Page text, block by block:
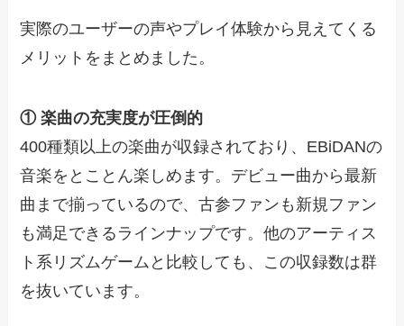
実際のユーザーの声やプレイ体験から見えてくる
メリットをまとめました。
① 楽曲の充実度が圧倒的
400種類以上の楽曲が収録されており、EBiDANの
音楽をとことん楽しめます。デビュー曲から最新
曲まで揃っているので、古参ファンも新規ファン
も満足できるラインナップです。他のアーティス
ト系リズムゲームと比較しても、この収録数は群
を抜いています。